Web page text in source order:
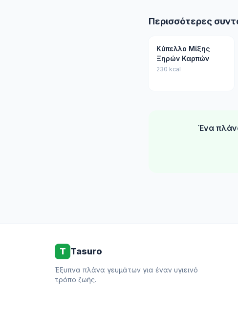
Περισσότερες
Κύπελλο Μίξης
Ξηρών Καρπών
230 kcal
Ένα
T Tasuro
Έξυπνα πλάνα γευμάτων για έναν υγιεινό
τρόπο ζωής.